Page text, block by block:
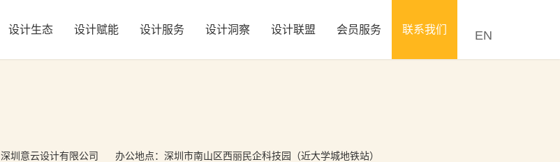
设计生态 设计赋能 设计服务 设计洞察 设计联盟 会员服务 联系我们 EN
深圳意云设计有限公司 办公地点：深圳市南山区西丽民企科技园（近大学城地铁站）